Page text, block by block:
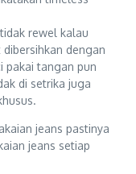
rewel kalau
dengan
pakai tangan pun
di setrika juga
jeans pastinya
jeans setiap